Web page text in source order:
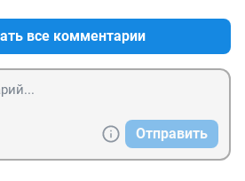
все комментарии
Отправить